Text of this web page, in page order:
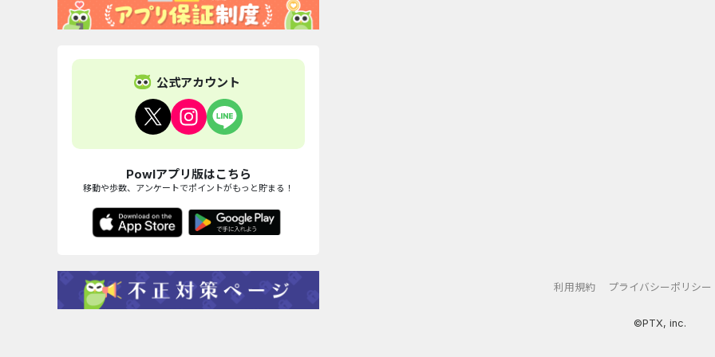
公式アカウント
Powlアプリ版はこちら
移動や歩数、アンケートでポイントがもっと貯まる！
利用規約 プライバシーポリシー
©PTX, inc.